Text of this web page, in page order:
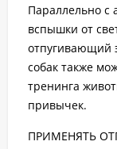
Параллельно с
вспышки от
отпугивающий
собак также
тренинга
привычек.
ПРИМЕНЯТЬ